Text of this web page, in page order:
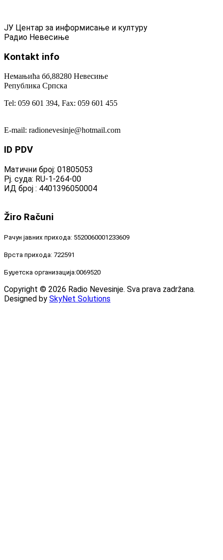
ЈУ Центар за информисање и културу
Радио Невесиње
Kontakt info
Немањића бб,88280 Невесиње
Република Српска
Tel: 059 601 394, Fax: 059 601 455
E-mail: radionevesinje@hotmail.com
ID PDV
Матични број: 01805053
Рј. суда: RU-1-264-00
ИД број : 4401396050004
Žiro Računi
Рачун јавних прихода: 5520060001233609
Врста прихода: 722591
Буџетска организација:0069520
Copyright © 2026 Radio Nevesinje. Sva prava zadržana.
Designed by SkyNet Solutions